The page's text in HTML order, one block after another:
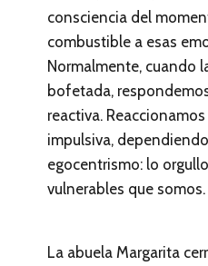
consciencia del
combustible a esas
Normalmente, cuando
bofetada,
reactiva.
impulsiva,
egocentrismo: lo
vulnerables que somos.
La abuela Margarita